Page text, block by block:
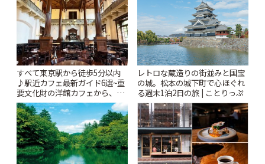
すべて東京駅から徒歩5分以内
♪駅近カフェ最新ガイド6選~重
要文化財の洋館カフェから、改
札すぐのレトロ喫茶まで~ | こと
りっぷ
レトロな蔵造りの街並みと国宝
の城。松本の城下町で心ほぐれ
る週末1泊2日の旅 | ことりっぷ